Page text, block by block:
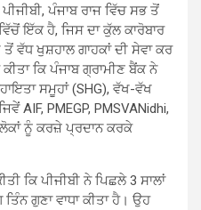
ਪੰਜਾਬ ਰਾਜ ਵਿੱਚ ਸਭ ਤੋਂ
ਇੱਕ ਹੈ, ਜਿਸ ਦਾ ਕੁੱਲ ਕਾਰੋਬਾਰ
ਵੱਧ ਖੁਸ਼ਹਾਲ ਗਾਹਕਾਂ ਦੀ ਸੇਵਾ ਕਰ
ਕਿ ਪੰਜਾਬ ਗ੍ਰਾਮੀਣ ਬੈਂਕ ਨੇ
ਸਮੂਹਾਂ (SHG), ਵੱਖ-ਵੱਖ
AIF, PMEGP, PMSVANidhi,
ਨੂੰ ਕਰਜ਼ੇ ਪ੍ਰਦਾਨ ਕਰਕੇ
ਕਿ ਪੀਜੀਬੀ ਨੇ ਪਿਛਲੇ 3 ਸਾਲਾਂ
ਗੁਣਾ ਵਾਧਾ ਕੀਤਾ ਹੈ। ਉਹ